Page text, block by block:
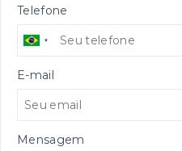
Telefone
E-mail
Mensagem